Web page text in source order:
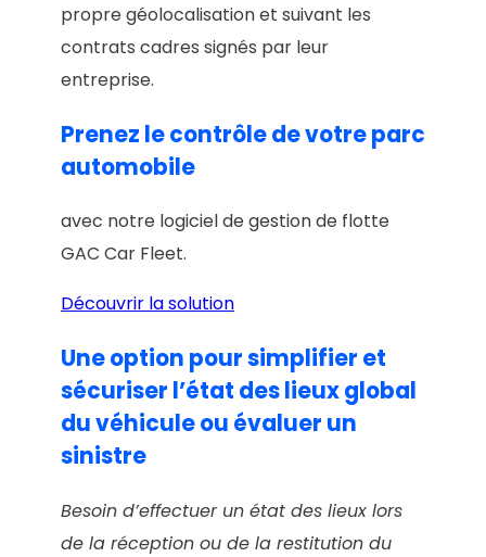
propre géolocalisation et suivant les
contrats cadres signés par leur
entreprise.
Prenez le contrôle de votre parc
automobile
avec notre logiciel de gestion de flotte
GAC Car Fleet.
Découvrir la solution
Une option pour simplifier et
sécuriser l’état des lieux global
du véhicule ou évaluer un
sinistre
Besoin d’effectuer un état des lieux lors
de la réception ou de la restitution du